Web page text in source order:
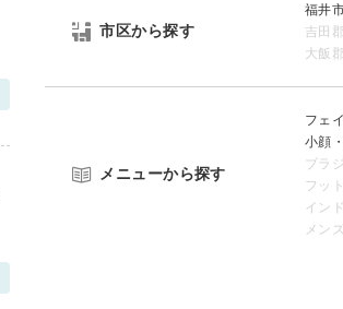
市区から探す
福井
吉田
大飯
メニューから探す
フェ
小顔
ブラ
フッ
イン
メン